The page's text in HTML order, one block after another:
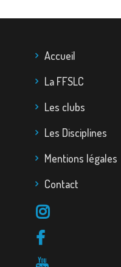
Accueil
La FFSLC
Les clubs
Les Disciplines
Mentions légales
Contact